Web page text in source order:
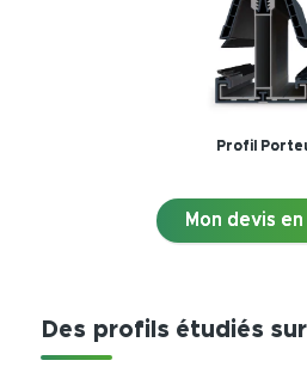
Profil
Mon devis
Des profils étudiés